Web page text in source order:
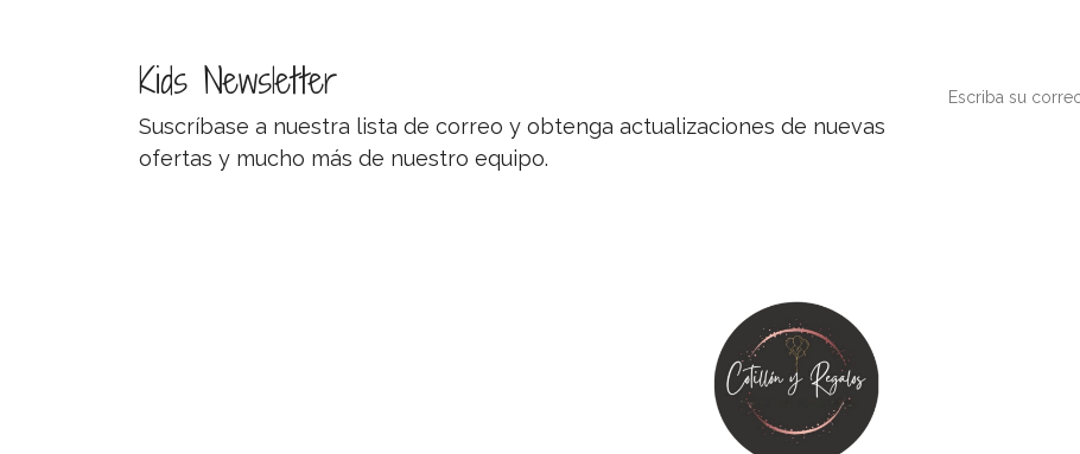
Kids Newsletter
Suscríbase a nuestra lista de correo y obtenga actualizaciones de nuevas
ofertas y mucho más de nuestro equipo.